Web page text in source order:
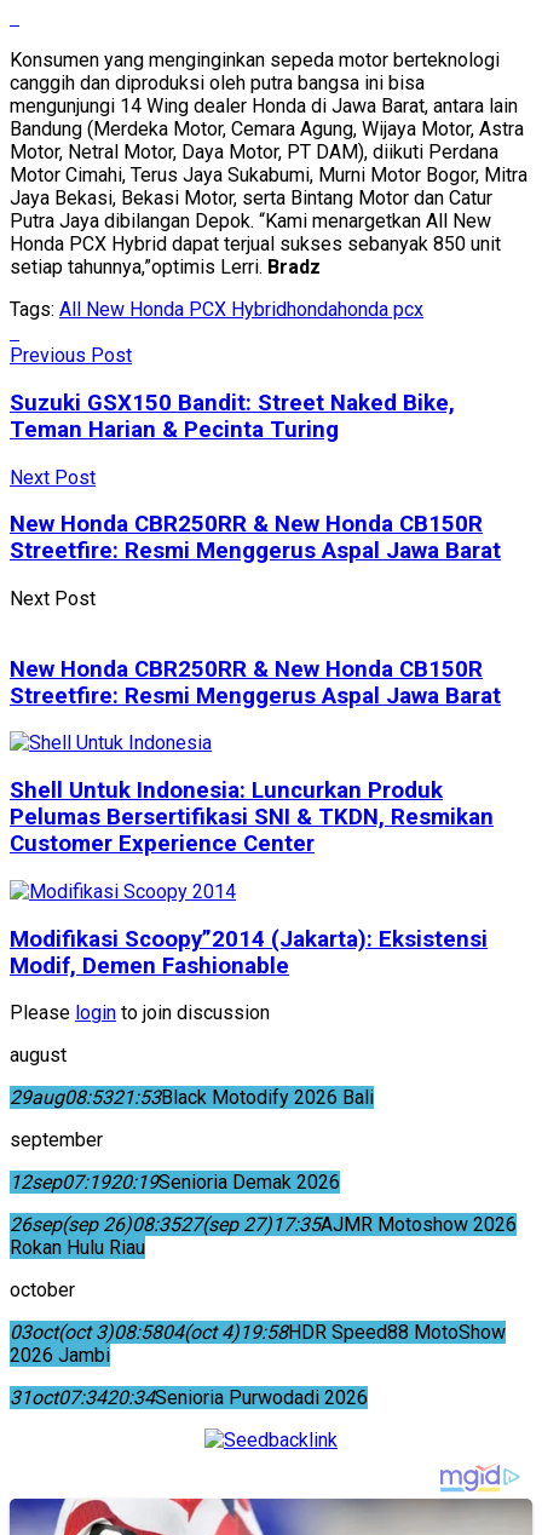
Konsumen yang menginginkan sepeda motor berteknologi
canggih dan diproduksi oleh putra bangsa ini bisa
mengunjungi 14 Wing dealer Honda di Jawa Barat, antara lain
Bandung (Merdeka Motor, Cemara Agung, Wijaya Motor, Astra
Motor, Netral Motor, Daya Motor, PT DAM), diikuti Perdana
Motor Cimahi, Terus Jaya Sukabumi, Murni Motor Bogor, Mitra
Jaya Bekasi, Bekasi Motor, serta Bintang Motor dan Catur
Putra Jaya dibilangan Depok. “Kami menargetkan All New
Honda PCX Hybrid dapat terjual sukses sebanyak 850 unit
setiap tahunnya,”optimis Lerri. Bradz
Tags: All New Honda PCX Hybridhondahonda pcx
Previous Post
Suzuki GSX150 Bandit: Street Naked Bike,
Teman Harian & Pecinta Turing
Next Post
New Honda CBR250RR & New Honda CB150R
Streetfire: Resmi Menggerus Aspal Jawa Barat
Next Post
New Honda CBR250RR & New Honda CB150R
Streetfire: Resmi Menggerus Aspal Jawa Barat
Shell Untuk Indonesia: Luncurkan Produk
Pelumas Bersertifikasi SNI & TKDN, Resmikan
Customer Experience Center
Modifikasi Scoopy”2014 (Jakarta): Eksistensi
Modif, Demen Fashionable
Please login to join discussion
august
29aug08:5321:53Black Motodify 2026 Bali
september
12sep07:1920:19Senioria Demak 2026
26sep(sep 26)08:3527(sep 27)17:35AJMR Motoshow 2026
Rokan Hulu Riau
october
03oct(oct 3)08:5804(oct 4)19:58HDR Speed88 MotoShow
2026 Jambi
31oct07:3420:34Senioria Purwodadi 2026